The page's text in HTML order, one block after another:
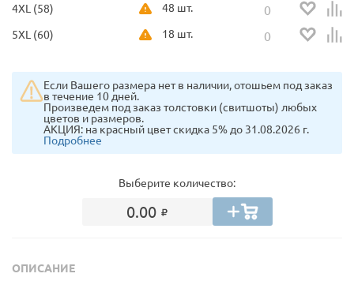
4XL (58) 48 шт.
5XL (60) 18 шт.
Если Вашего размера нет в наличии, отошьем под заказ
в течение 10 дней.
Произведем под заказ толстовки (свитшоты) любых
цветов и размеров.
АКЦИЯ: на красный цвет скидка 5% до 31.08.2026 г.
Подробнее
Выберите количество:
0.00
ОПИСАНИЕ